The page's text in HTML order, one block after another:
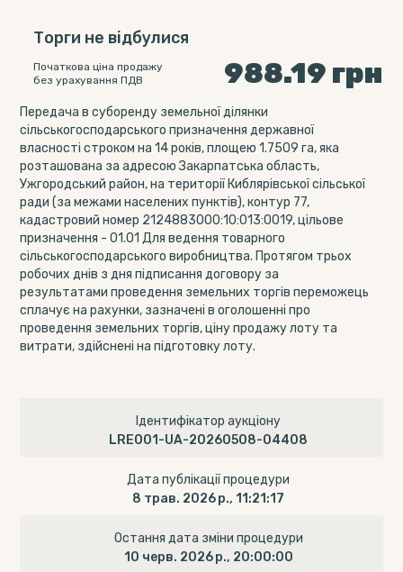
Торги не відбулися
Початкова ціна продажу
без урахування ПДВ
988.19 грн
Передача в суборенду земельної ділянки
сільськогосподарського призначення державної
власності строком на 14 років, площею 1.7509 га, яка
розташована за адресою Закарпатська область,
Ужгородський район, на території Киблярівської сільської
ради (за межами населених пунктів), контур 77,
кадастровий номер 2124883000:10:013:0019, цільове
призначення - 01.01 Для ведення товарного
сільськогосподарського виробництва. Протягом трьох
робочих днів з дня підписання договору за
результатами проведення земельних торгів переможець
сплачує на рахунки, зазначені в оголошенні про
проведення земельних торгів, ціну продажу лоту та
витрати, здійснені на підготовку лоту.
Ідентифікатор аукціону
LRE001-UA-20260508-04408
Дата публікації процедури
8 трав. 2026 р., 11:21:17
Остання дата зміни процедури
10 черв. 2026 р., 20:00:00